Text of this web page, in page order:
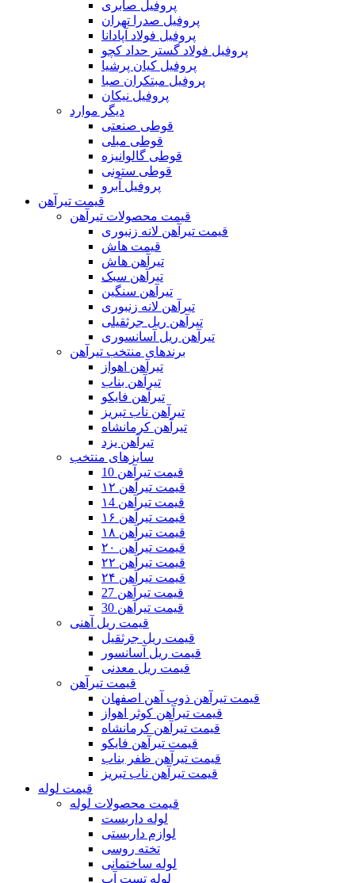
پروفیل صابری
پروفیل صدرا تهران
پروفیل فولاد آپادانا
پروفیل فولاد گستر حداد کچو
پروفیل کیان پرشیا
پروفیل مبتکران صبا
پروفیل نیکان
دیگر موارد
قوطی صنعتی
قوطی مبلی
قوطی گالوانیزه
قوطی ستونی
پروفیل آبرو
قیمت تیرآهن
قیمت محصولات تیرآهن
قیمت تیرآهن لانه زنبوری
قیمت هاش
تیرآهن هاش
تیرآهن سبک
تیرآهن سنگین
تیرآهن لانه زنبوری
تیرآهن ریل جرثقیلی
تیرآهن ریل آسانسوری
برندهای منتخب تیرآهن
تیرآهن اهواز
تیرآهن بناب
تیرآهن فایکو
تیرآهن ناب تبریز
تیرآهن کرمانشاه
تیرآهن یزد
سایزهای منتخب
قیمت تیرآهن 10
قیمت تیرآهن ۱۲
قیمت تیرآهن ۱4
قیمت تیرآهن ۱۶
قیمت تیرآهن ۱۸
قیمت تیرآهن ۲۰
قیمت تیرآهن ۲۲
قیمت تیرآهن ۲۴
قیمت تیرآهن 27
قیمت تیرآهن 30
قیمت ریل آهنی
قیمت ریل جرثقیل
قیمت ریل آسانسور
قیمت ریل معدنی
قیمت تیرآهن
قیمت تیرآهن ذوب آهن اصفهان
قیمت تیرآهن کوثر اهواز
قیمت تیرآهن کرمانشاه
قیمت تیرآهن فایکو
قیمت تیرآهن ظفر بناب
قیمت تیرآهن ناب تبریز
قیمت لوله
قیمت محصولات لوله
لوله داربست
لوازم داربستی
تخته روسی
لوله ساختمانی
لوله تست آب